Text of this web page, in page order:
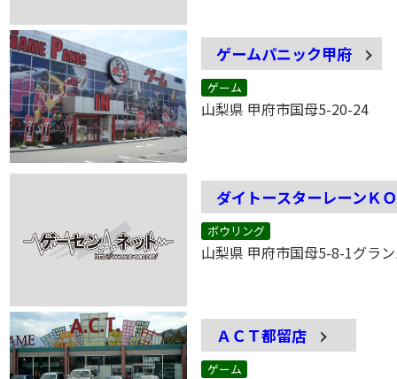
ゲームパニック甲府
ゲーム
山梨県 甲府市国母5-20-24
ダイトースターレーンＫ
ボウリング
山梨県 甲府市国母5-8-1グラ
ＡＣＴ都留店
ゲーム